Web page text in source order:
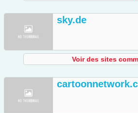
sky.de
Voir des sites